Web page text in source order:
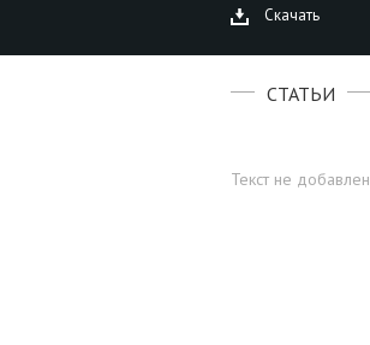
Скачать
СТАТЬИ
Текст не добавлен